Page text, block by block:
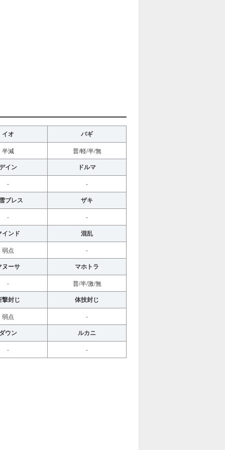
イオ バギ
半減 普/軽/半/無
イン ドルマ
- -
ブレス ザキ
- -
インド 混乱
弱点 -
ヌーサ マホトラ
- 普/半/激/無
撃封じ 体技封じ
弱点 -
ダウン ルカニ
- -